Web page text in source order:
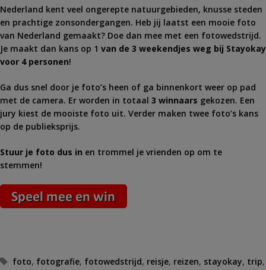
Nederland kent veel ongerepte natuurgebieden, knusse steden
en prachtige zonsondergangen. Heb jij laatst een mooie foto
van Nederland gemaakt? Doe dan mee met een fotowedstrijd.
Je maakt dan kans op 1 van de 3 weekendjes weg bij Stayokay
voor 4 personen!
Ga dus snel door je foto’s heen of ga binnenkort weer op pad
met de camera. Er worden in totaal 3 winnaars gekozen. Een
jury kiest de mooiste foto uit. Verder maken twee foto’s kans
op de publieksprijs.
Stuur je foto dus in en trommel je vrienden op om te
stemmen!
Tags
foto, fotografie, fotowedstrijd, reisje, reizen, stayokay, trip,